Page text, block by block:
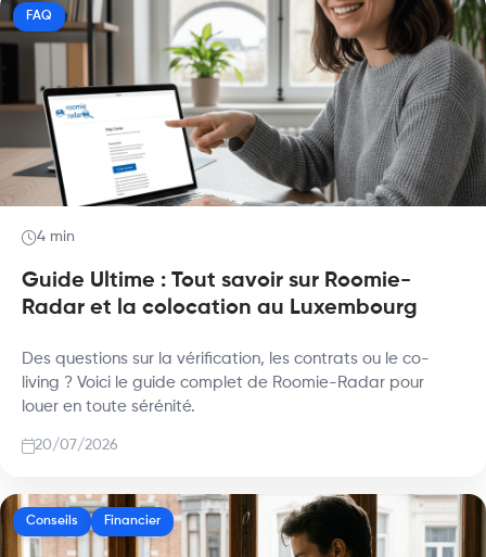
FAQ
4 min
Guide Ultime : Tout savoir sur Roomie-
Radar et la colocation au Luxembourg
Des questions sur la vérification, les contrats ou le co-
living ? Voici le guide complet de Roomie-Radar pour
louer en toute sérénité.
20/07/2026
Conseils Financier